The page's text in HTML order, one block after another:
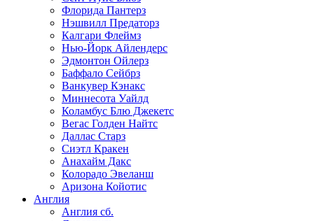
Флорида Пантерз
Нэшвилл Предаторз
Калгари Флеймз
Нью-Йорк Айлендерс
Эдмонтон Ойлерз
Баффало Сейбрз
Ванкувер Кэнакс
Миннесота Уайлд
Коламбус Блю Джекетс
Вегас Голден Найтс
Даллас Старз
Сиэтл Кракен
Анахайм Дакс
Колорадо Эвеланш
Аризона Койотис
Англия
Англия сб.